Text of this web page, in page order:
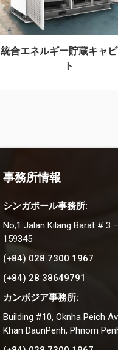
統合エネルギー貯蔵キャ
ト
事務所情報
シンガポール事務所:
No,1 Jalan Kilang Barat # 3
159345
(+84) 028 7300 1967
(+84) 28 38649791
カンボジア事務所:
Building #10, Oknha Peich
Khan DaunPenh, Phnom